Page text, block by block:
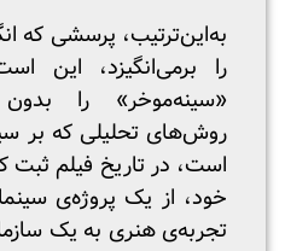
به‌این‌ترتیب، پرسشی که
را برمی‌انگیزد، این
«سینه‌موخر» را بدون
روش‌های تحلیلی که بر
است، در تاریخ فیلم ثبت
خود، از یک پروژه‌ی
تجربه‌ی هنری به یک